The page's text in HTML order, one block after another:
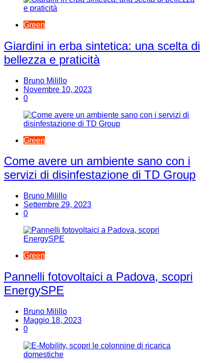
Green
Giardini in erba sintetica: una scelta di
bellezza e praticità
Bruno Milillo
Novembre 10, 2023
0
Green
Come avere un ambiente sano con i
servizi di disinfestazione di TD Group
Bruno Milillo
Settembre 29, 2023
0
Green
Pannelli fotovoltaici a Padova, scopri
EnergySPE
Bruno Milillo
Maggio 18, 2023
0